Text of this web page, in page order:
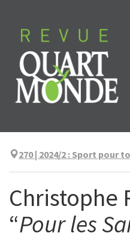
contenu
270 | 2024/2 : Sport pour
Christophe
“Pour les